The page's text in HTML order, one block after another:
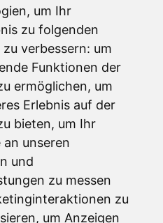
um Ihr
zu folgenden
verbessern: um
Funktionen der
ermöglichen, um
Erlebnis auf der
bieten, um Ihr
an unseren
und
zu messen
zu
, um Anzeigen